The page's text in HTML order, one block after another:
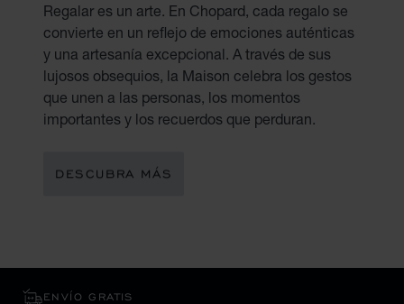
Regalar es un arte. En Chopard, cada regalo se
convierte en un reflejo de emociones auténticas
y una artesanía excepcional. A través de sus
lujosos obsequios, la Maison celebra los gestos
que unen a las personas, los momentos
importantes y los recuerdos que perduran.
DESCUBRA MÁS
ENVÍO GRATIS